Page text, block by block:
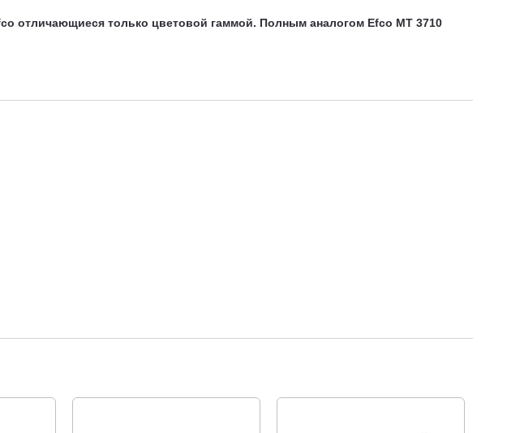
отличающиеся только цветовой гаммой. Полным аналогом Efco MT 3710